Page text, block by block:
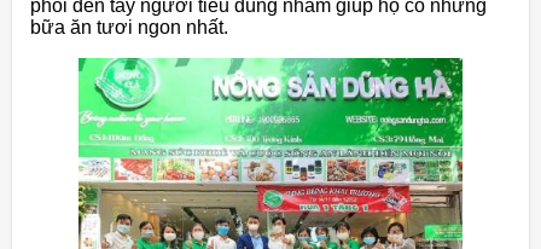
phối đến tay người tiêu dùng nhằm giúp họ có những
bữa ăn tươi ngon nhất.